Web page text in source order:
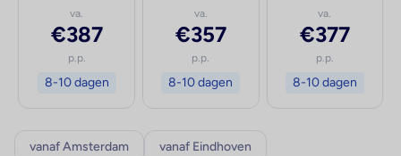
va.
€387
p.p.
8-10 dagen
va.
€357
p.p.
8-10 dagen
va.
€377
p.p.
8-10 dagen
vanaf Amsterdam vanaf Eindhoven